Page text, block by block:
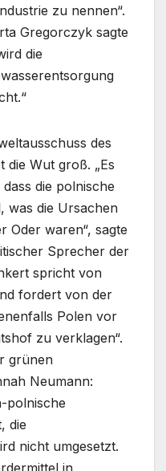
zu nennen“.
Gregorczyk sagte
die
des
die Wut groß. „Es
die polnische
was die Ursachen
Oder waren“, sagte
Sprecher der
spricht von
fordert von der
Polen vor
zu verklagen“.
grünen
Neumann:
polnische
die
nicht umgesetzt.